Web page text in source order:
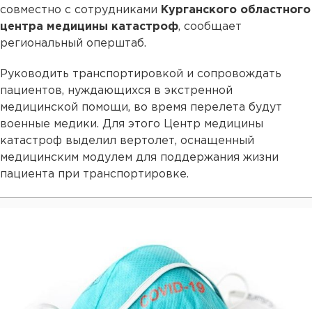
совместно с сотрудниками Курганского областного
центра медицины катастроф, сообщает
региональный оперштаб.
Руководить транспортировкой и сопровождать
пациентов, нуждающихся в экстренной
медицинской помощи, во время перелета будут
военные медики. Для этого Центр медицины
катастроф выделил вертолет, оснащенный
медицинским модулем для поддержания жизни
пациента при транспортировке.